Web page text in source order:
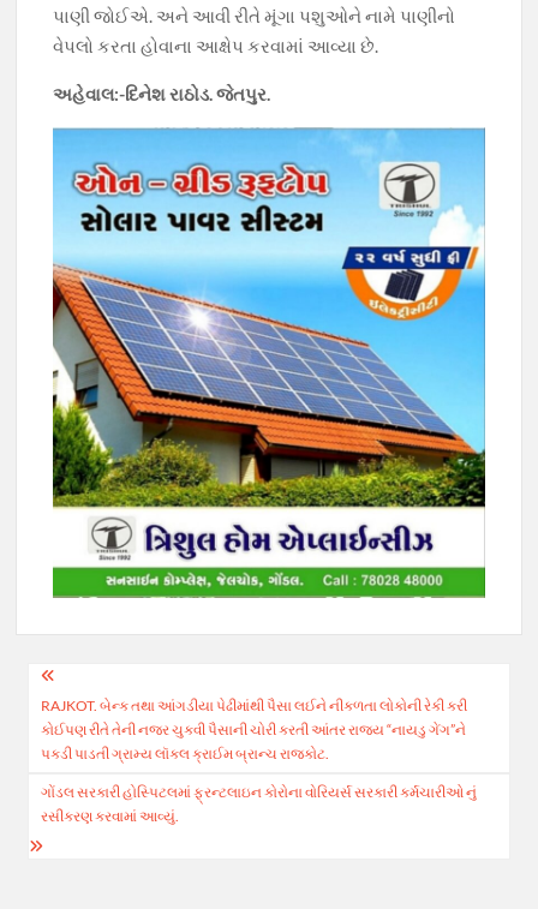
પાણી જોઈએ. અને આવી રીતે મૂંગા પશુઓને નામે પાણીનો
વેપલો કરતા હોવાના આક્ષેપ કરવામાં આવ્યા છે.
અહેવાલ:-દિનેશ રાઠોડ. જેતપુર.
Post
navigation
RAJKOT. બેન્ક તથા આંગડીયા પેઢીમાંથી પૈસા લઈને નીકળતા લોકોની રેકી કરી
કોઈપણ રીતે તેની નજર ચુકવી પૈસાની ચોરી કરતી આંતર રાજય “નાયડુ ગેંગ”ને
પકડી પાડતી ગ્રામ્ય લૉકલ ક્રાઈમ બ્રાન્ચ રાજકોટ.
ગોંડલ સરકારી હોસ્પિટલમાં ફ્રન્ટલાઇન કોરોના વોરિયર્સ સરકારી કર્મચારીઓ નું
રસીકરણ કરવામાં આવ્યું.